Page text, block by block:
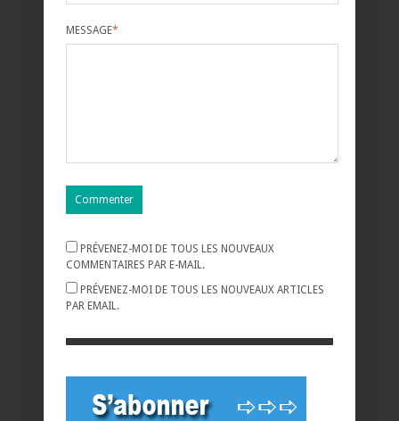
MESSAGE*
PRÉVENEZ-MOI DE TOUS LES NOUVEAUX
COMMENTAIRES PAR E-MAIL.
PRÉVENEZ-MOI DE TOUS LES NOUVEAUX ARTICLES
PAR EMAIL.